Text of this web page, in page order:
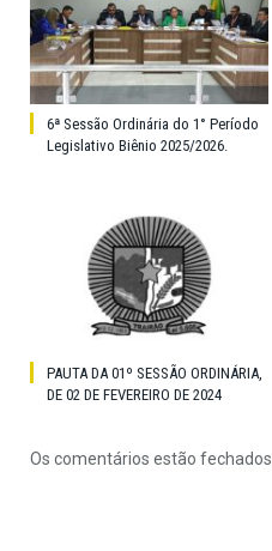
6ª Sessão Ordinária do 1° Período
Legislativo Biênio 2025/2026.
PAUTA DA 01º SESSÃO ORDINÁRIA,
DE 02 DE FEVEREIRO DE 2024
Os comentários estão fechados.